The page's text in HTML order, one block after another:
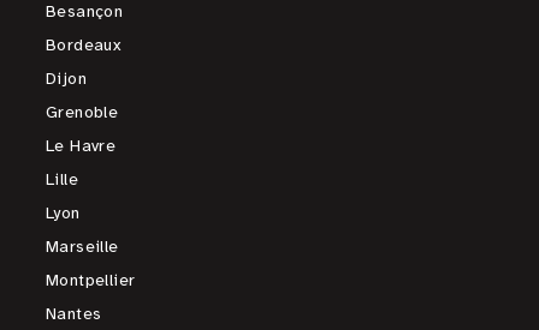
Besançon
Bordeaux
Dijon
Grenoble
Le Havre
Lille
Lyon
Marseille
Montpellier
Nantes